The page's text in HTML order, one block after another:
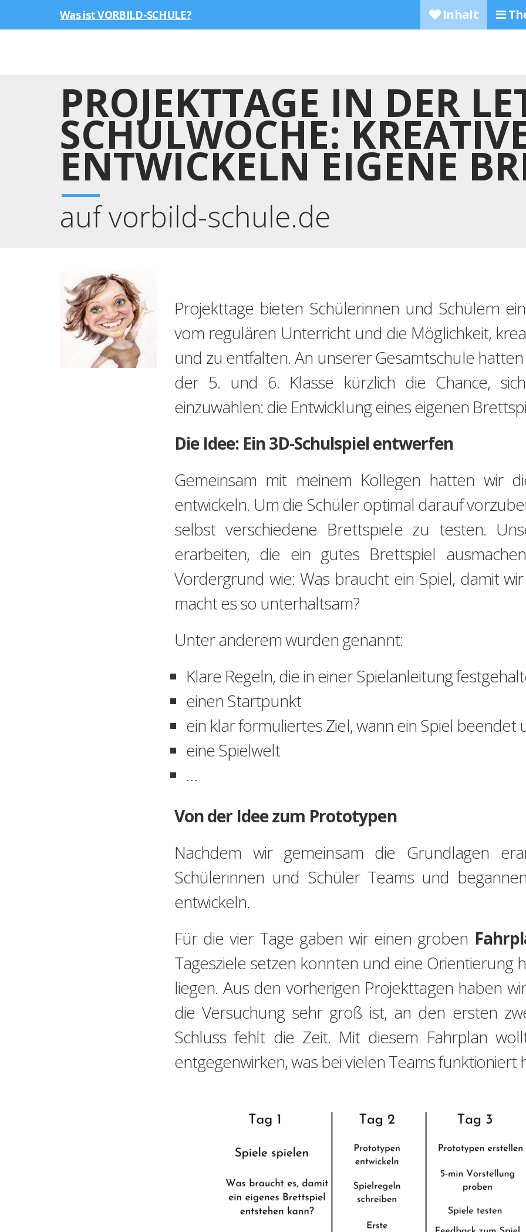
Was ist VORBILD-SCHULE? Inhalt
PROJEKTTAGE IN DER
SCHULWOCHE:
ENTWICKELN EIGENE
auf vorbild-schule.de
Projekttage bieten Schülerinnen und Schülern
vom regulären Unterricht und die Möglichkeit,
und zu entfalten. An unserer Gesamtschule
der 5. und 6. Klasse kürzlich die Chance,
einzuwählen: die Entwicklung eines eigenen
Die Idee: Ein 3D-Schulspiel entwerfen
Gemeinsam mit meinem Kollegen hatten wir
entwickeln. Um die Schüler optimal darauf
selbst verschiedene Brettspiele zu testen.
erarbeiten, die ein gutes Brettspiel
Vordergrund wie: Was braucht ein Spiel, damit
macht es so unterhaltsam?
Unter anderem wurden genannt:
Klare Regeln, die in einer Spielanleitung
einen Startpunkt
ein klar formuliertes Ziel, wann ein Spiel
eine Spielwelt
…
Von der Idee zum Prototypen
Nachdem wir gemeinsam die Grundlagen
Schülerinnen und Schüler Teams und
entwickeln.
Für die vier Tage gaben wir einen groben
Tagesziele setzen konnten und eine Orientierung
liegen. Aus den vorherigen Projekttagen haben
die Versuchung sehr groß ist, an den ersten
Schluss fehlt die Zeit. Mit diesem Fahrplan
entgegenwirken, was bei vielen Teams funktioniert